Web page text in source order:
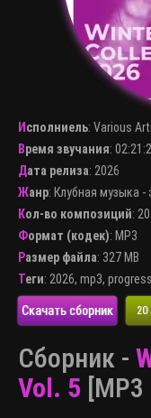
Исполниель: Various
Время звучания:
Дата релиза: 2026
Жанр: Клубная музыка -
Кол-во композиций: 20
Формат (кодек): MP3
Размер файла: 327 MB
Теги: 2026, mp3,
Скачать сборник 20
Сборник -
Vol. 5